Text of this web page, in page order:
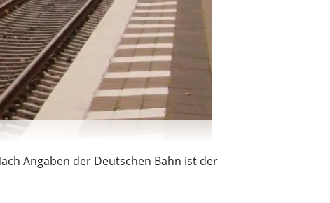
Angaben der Deutschen Bahn ist der